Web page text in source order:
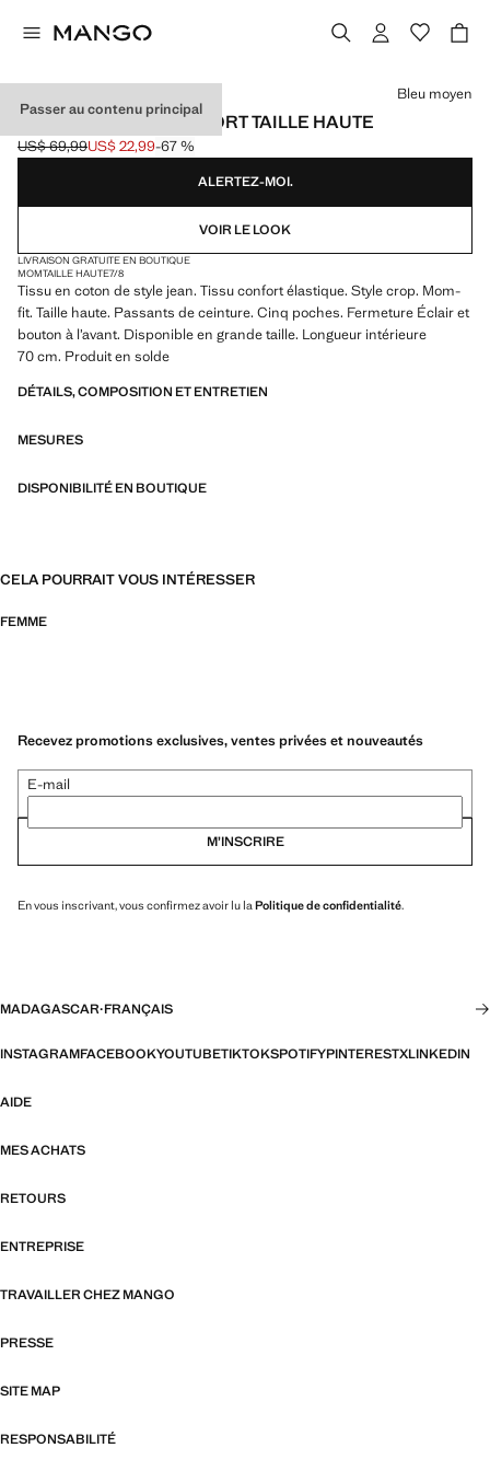
Passer au contenu principal
JEAN NEWMOM CONFORT TAILLE HAUTE
Prix initial barré [US$ 69,99 ]
US$ 69,99
Prix actuel [US$ 22,99 ]
US$ 22,99-67 %
Choisissez une couleur
Bleu moyen
ALERTEZ-MOI.
VOIR LE LOOK
LIVRAISON GRATUITE EN BOUTIQUE
MOMTAILLE HAUTE7/8
Tissu en coton de style jean. Tissu confort élastique. Style crop. Mom-
fit. Taille haute. Passants de ceinture. Cinq poches. Fermeture Éclair et
bouton à l’avant. Disponible en grande taille. Longueur intérieure
70 cm. Produit en solde
DÉTAILS, COMPOSITION ET ENTRETIEN
MESURES
DISPONIBILITÉ EN BOUTIQUE
CELA POURRAIT VOUS INTÉRESSER
FEMME
Recevez promotions exclusives, ventes privées et nouveautés
E-mail
M’INSCRIRE
En vous inscrivant, vous confirmez avoir lu la Politique de confidentialité.
MADAGASCAR·FRANÇAIS
INSTAGRAMFACEBOOKYOUTUBETIKTOKSPOTIFYPINTERESTXLINKEDIN
AIDE
MES ACHATS
RETOURS
ENTREPRISE
TRAVAILLER CHEZ MANGO
PRESSE
SITE MAP
RESPONSABILITÉ